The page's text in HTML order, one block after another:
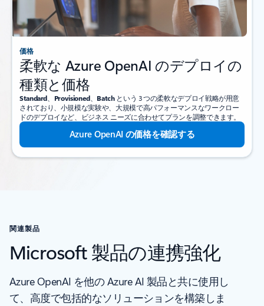
価格
柔軟な Azure OpenAI のデプロイの
種類と価格
Standard Provisioned、 Batchという 3 つの柔軟なデプロイ戦略が用意
されており、小規模な実験や、大規模で高パフォーマンスなワークロー
ドのデプロイなど、ビジネス ニーズに合わせてプランを調整できます。
Azure OpenAI の価格を確認する
関連製品
Microsoft 製品の連携強化
Azure OpenAI を他の Azure AI 製品と共に使用し
て、高度で包括的なソリューションを構築しま